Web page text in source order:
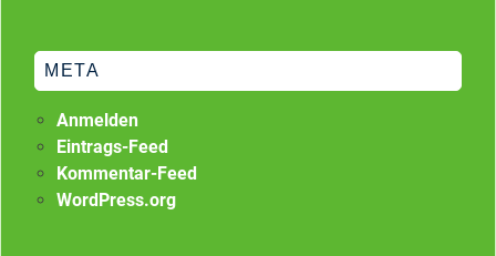
META
Anmelden
Eintrags-Feed
Kommentar-Feed
WordPress.org